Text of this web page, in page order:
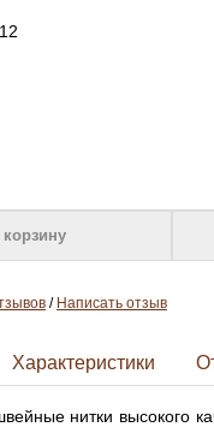
/ Написать отзыв
Характеристики
нитки высокого